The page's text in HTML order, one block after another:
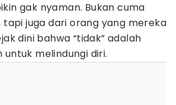
gak nyaman. Bukan cuma
tapi juga dari orang yang mereka
dini bahwa “tidak” adalah
melindungi diri.